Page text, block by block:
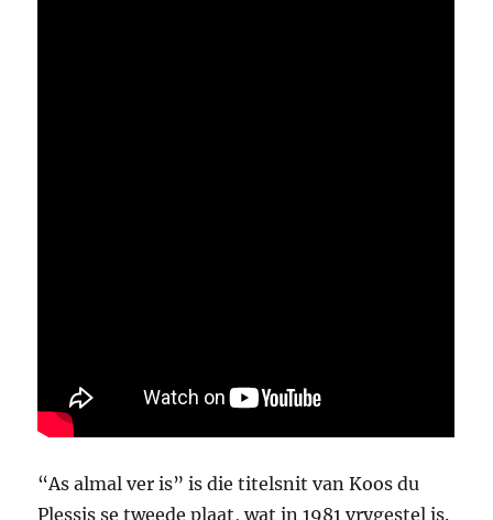
“As almal ver is” is die titelsnit van Koos du
Plessis se tweede plaat, wat in 1981 vrygestel is.